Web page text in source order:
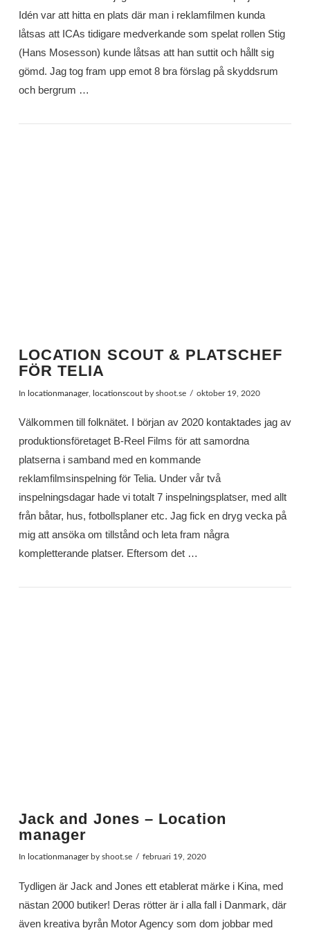
Idén var att hitta en plats där man i reklamfilmen kunda
låtsas att ICAs tidigare medverkande som spelat rollen Stig
(Hans Mosesson) kunde låtsas att han suttit och hållt sig
gömd. Jag tog fram upp emot 8 bra förslag på skyddsrum
och bergrum …
LOCATION SCOUT & PLATSCHEF
FÖR TELIA
In locationmanager, locationscoutby shoot.se oktober 19, 2020
Välkommen till folknätet. I början av 2020 kontaktades jag av
produktionsföretaget B-Reel Films för att samordna
platserna i samband med en kommande
reklamfilmsinspelning för Telia. Under vår två
inspelningsdagar hade vi totalt 7 inspelningsplatser, med allt
från båtar, hus, fotbollsplaner etc. Jag fick en dryg vecka på
mig att ansöka om tillstånd och leta fram några
kompletterande platser. Eftersom det …
Jack and Jones – Location
manager
In locationmanagerby shoot.se februari 19, 2020
Tydligen är Jack and Jones ett etablerat märke i Kina, med
nästan 2000 butiker! Deras rötter är i alla fall i Danmark, där
även kreativa byrån Motor Agency som dom jobbar med